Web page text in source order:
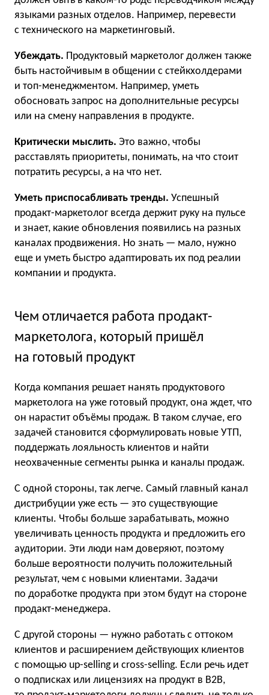
языками разных отделов. Например, перевести
с технического на маркетинговый.
Убеждать. Продуктовый маркетолог должен также
быть настойчивым в общении с стейкхолдерами
и топ-менеджментом. Например, уметь
обосновать запрос на дополнительные ресурсы
или на смену направления в продукте.
Критически мыслить. Это важно, чтобы
расставлять приоритеты, понимать, на что стоит
потратить ресурсы, а на что нет.
Уметь приспосабливать тренды. Успешный
продакт-маркетолог всегда держит руку на пульсе
и знает, какие обновления появились на разных
каналах продвижения. Но знать — мало, нужно
еще и уметь быстро адаптировать их под реалии
компании и продукта.
Чем отличается работа продакт-
маркетолога, который пришёл
на готовый продукт
Когда компания решает нанять продуктового
маркетолога на уже готовый продукт, она ждет, что
он нарастит объёмы продаж. В таком случае, его
задачей становится сформулировать новые УТП,
поддержать лояльность клиентов и найти
неохваченные сегменты рынка и каналы продаж.
С одной стороны, так легче. Самый главный канал
дистрибуции уже есть — это существующие
клиенты. Чтобы больше зарабатывать, можно
увеличивать ценность продукта и предложить его
аудитории. Эти люди нам доверяют, поэтому
больше вероятности получить положительный
результат, чем с новыми клиентами. Задачи
по доработке продукта при этом будут на стороне
продакт-менеджера.
С другой стороны — нужно работать с оттоком
клиентов и расширением действующих клиентов
с помощью up-selling и cross-selling. Если речь идет
о подписках или лицензиях на продукт в B2B,